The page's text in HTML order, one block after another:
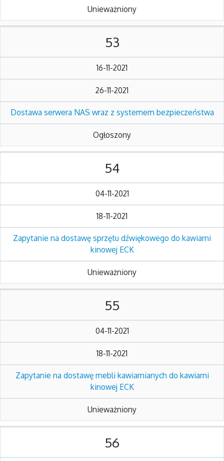
Unieważniony
53
16-11-2021
26-11-2021
Dostawa serwera NAS wraz z systemem bezpieczeństwa
Ogłoszony
54
04-11-2021
18-11-2021
Zapytanie na dostawę sprzętu dźwiękowego do kawiarni
kinowej ECK
Unieważniony
55
04-11-2021
18-11-2021
Zapytanie na dostawę mebli kawiarnianych do kawiarni
kinowej ECK
Unieważniony
56